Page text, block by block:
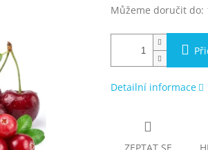
Můžeme doručit do:
Detailní informace